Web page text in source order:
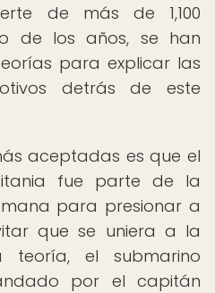
de más de 1,100
de los años, se han
para explicar las
detrás de este
aceptadas es que el
fue parte de la
para presionar a
que se uniera a la
teoría, el submarino
por el capitán